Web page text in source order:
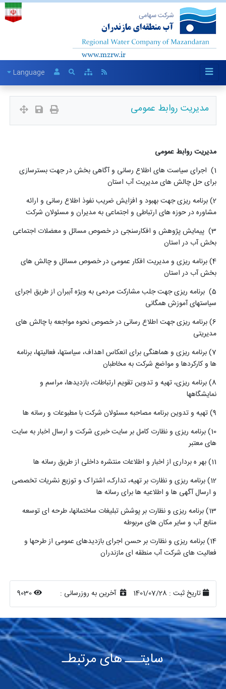
Language
مدیریت روابط عمومی
مدیریتروابط عمومی
(1 اجرای سیاست های اطلاع رسانی و آگاهی بخش در جهت بسترسازی
برای حل چالش های مدیریت آب استان
2) برنامه ریزی جهت بهبود و افزایش ضریب نفوذ اطلاع رسانی و ارائه
مشاوره در حوزه های ارتباطی و اجتماعی به مدیران و مسئولان شرکت
3) پیمایش پژوهش و افکارسنجی در خصوص مسائل و معضلات اجتماعی
بخش آب در استان
4) برنامه ریزی و مدیریت افکار عمومی در خصوص مسائل و چالش های
بخش آب در استان
5) برنامه ریزی جهت جلب مشارکت مردمی به ویژه آببران از طریق اجرای
سیاستهای آموزش همگانی
(6برنامه ریزی جهت اطلاع رسانی در خصوص نحوه مواجعه با چالش های
مدیریتی
7) برنامه ریزی و هماهنگی برای انعکاس اهداف، سیاستها، فعالیتها، برنامه
ها و کارکردها و مواضع شرکت به مخاطبان
8) برنامه ریزی، تهیه و تدوین تقویم ارتباطات، بازدیدها، مراسم و
نمایشگاهها
9) تهیه و تدوین برنامه مصاحبه مسئولان شرکت با مطبوعات و رسانه ها
10) برنامه ریزی و نظارت کامل بر سایت خبری شرکت و ارسال اخبار به سایت
های معتبر
11) بهر ه برداری از اخبار و اطلاعات منتشره داخلی از طریق رسانه ها
(12برنامه ریزی و نظارت بر تهیه، تدارک، اشتراک و توزیع نشریات تخصصی
و ارسال آگهی ها و اطلاعیه ها برای رسانه ها
13) برنامه ریزی و نظارت بر پوشش تبلیغات ساختمانها، طرحه ای توسعه
منابع آب و سایر مکان های مربوطه
14) برنامه ریزی و نظارت بر حسن اجرای بازدیدهای عمومی از طرحها و
فعالیت های شرکت آب منطقه ای مازندران
تاریخ ثبت : 1401/07/28 آخرین به روزرسانی : 9030
سایتـــ های مرتبطـ